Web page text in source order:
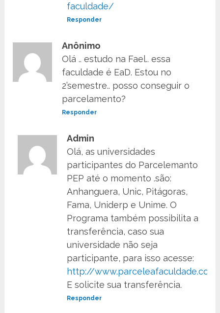
faculdade/
Responder
Anônimo
Olá .. estudo na Fael.. essa
faculdade é EaD. Estou no
2’semestre.. posso conseguir o
parcelamento?
Responder
Admin
Olá, as universidades
participantes do Parcelemanto
PEP até o momento .são:
Anhanguera, Unic, Pitágoras,
Fama, Uniderp e Unime. O
Programa também possibilita a
transferência, caso sua
universidade não seja
participante, para isso acesse:
http://
E solicite sua transferência.
Responder